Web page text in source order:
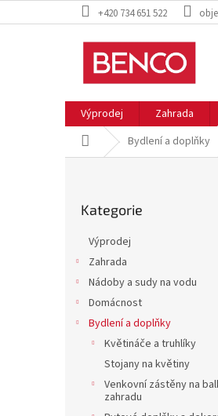
na
+420 734 651 522
Výprodej Zahrada
Domů Bydlení a doplňky
kategorie
Kategorie
Výprodej
Zahrada
Nádoby a sudy na vodu
Domácnost
Bydlení a doplňky
Květináče a truhlíky
Stojany na květiny
Venkovní zástěny na
zahradu